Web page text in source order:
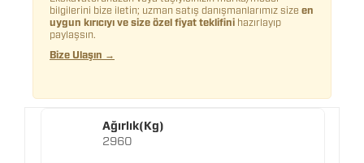
bilgilerini bize iletin; uzman satış danışmanlarımız size en
uygun kırıcıyı ve size özel fiyat teklifini hazırlayıp
paylaşsın.
Bize Ulaşın →
Ağırlık(Kg)
2960